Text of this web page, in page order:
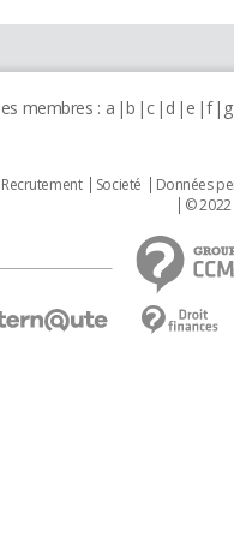
membres : a b c d e f g
Recrutement Societé Données
© 2022